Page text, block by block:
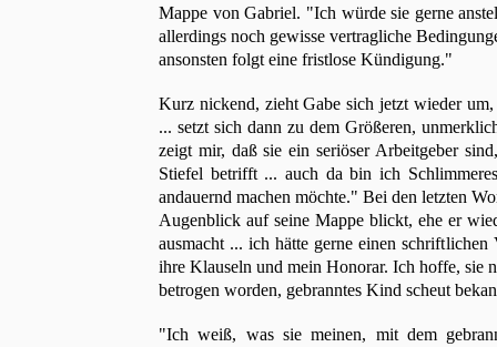
Mappe von Gabriel. "Ich würde sie gerne
allerdings noch gewisse vertragliche
ansonsten folgt eine fristlose Kündigung."
Kurz nickend, zieht Gabe sich jetzt wieder
... setzt sich dann zu dem Größeren,
zeigt mir, daß sie ein seriöser Arbeitgeber
Stiefel betrifft ... auch da bin ich
andauernd machen möchte." Bei den letzten
Augenblick auf seine Mappe blickt, ehe er
ausmacht ... ich hätte gerne einen
ihre Klauseln und mein Honorar. Ich hoffe, sie
betrogen worden, gebranntes Kind scheut
"Ich weiß, was sie meinen, mit dem